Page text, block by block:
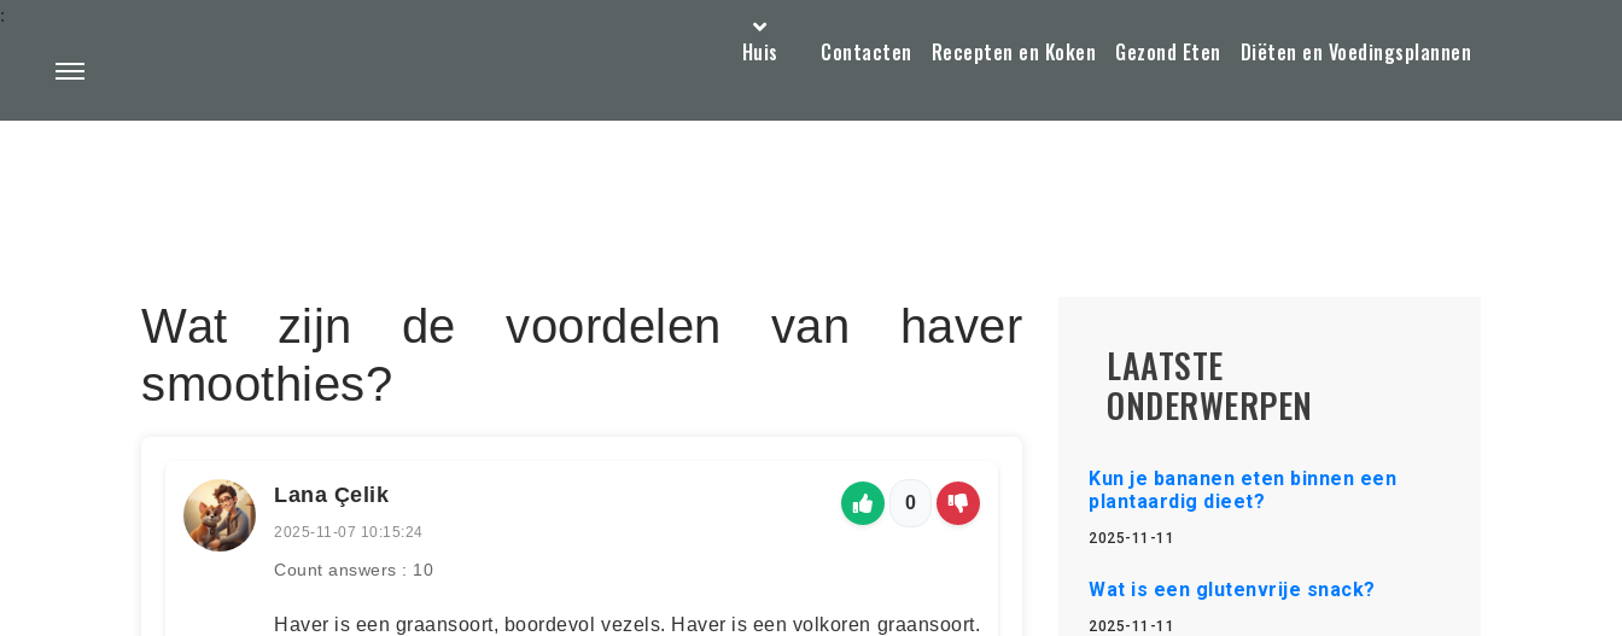
Huis Contacten Recepten en Koken Gezond Eten Diëten en Voedingsplannen
:
Wat zijn de voordelen van haver
smoothies?
Lana Çelik
2025-11-07 10:15:24
Count answers : 10
0
Haver is een graansoort, boordevol vezels. Haver is een volkoren graansoort.
LAATSTE
ONDERWERPEN
Kun je bananen eten binnen een
plantaardig dieet?
2025-11-11
Wat is een glutenvrije snack?
2025-11-11